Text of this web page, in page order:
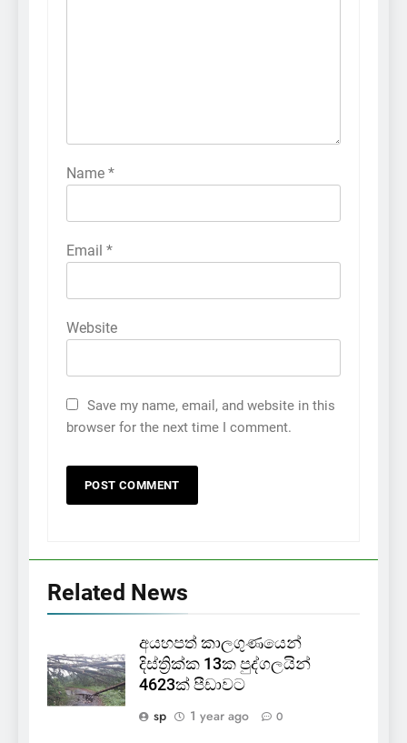
Name *
Email *
Website
Save my name, email, and website in this
browser for the next time I comment.
Related News
අයහපත් කාලගුණයෙන්
දිස්ත්‍රික්ක 13ක පුද්ගලයින්
4623ක් පීඩාවට
sp
1 year ago 0